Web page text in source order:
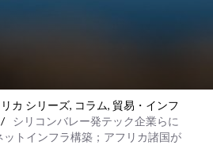
カ シリーズ, コラム, 貿易・インフ
/
シリコンバレー発テック企業らに
トインフラ構築；アフリカ諸国が